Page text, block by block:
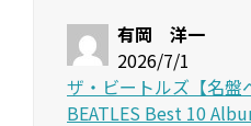
有岡 洋一
2026/7/1
ザ・ビートルズ【名盤
BEATLES Best 10